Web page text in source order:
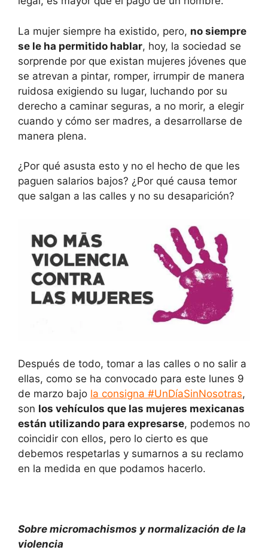
La mujer siempre ha existido, pero, no siempre
se le ha permitido hablar, hoy, la sociedad se
sorprende por que existan mujeres jóvenes que
se atrevan a pintar, romper, irrumpir de manera
ruidosa exigiendo su lugar, luchando por su
derecho a caminar seguras, a no morir, a elegir
cuando y cómo ser madres, a desarrollarse de
manera plena.
¿Por qué asusta esto y no el hecho de que les
paguen salarios bajos? ¿Por qué causa temor
que salgan a las calles y no su desaparición?
Después de todo, tomar a las calles o no salir a
ellas, como se ha convocado para este lunes 9
de marzo bajo la consigna #UnDíaSinNosotras,
son los vehículos que las mujeres mexicanas
están utilizando para expresarse, podemos no
coincidir con ellos, pero lo cierto es que
debemos respetarlas y sumarnos a su reclamo
en la medida en que podamos hacerlo.
Sobre micromachismos y normalización de la
violencia